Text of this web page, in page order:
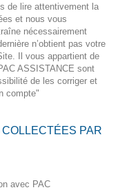
de lire attentivement la
et nous vous
nécessairement
n’obtient pas votre
Il vous appartient de
ASSISTANCE sont
de les corriger et
compte"
PAR
avec PAC